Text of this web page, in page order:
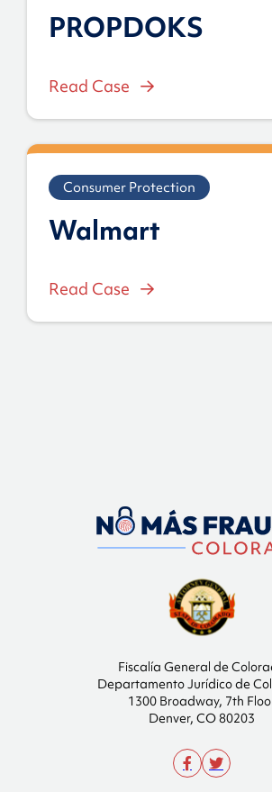
PROPDOKS
Read Case
Consumer Protection
Walmart
Read Case
Fiscalía General de
Departamento Jurídico de
1300 Broadway, 7th
Denver, CO 80203